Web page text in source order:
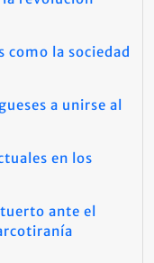
como la sociedad
a unirse al
en los
ante el